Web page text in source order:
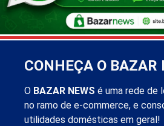
CONHEÇA O BAZAR
O BAZAR NEWS é uma rede de
no ramo de e-commerce, e
utilidades domésticas em geral!